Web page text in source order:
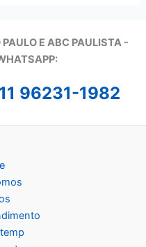
E ABC PAULISTA -
11 96231-1982